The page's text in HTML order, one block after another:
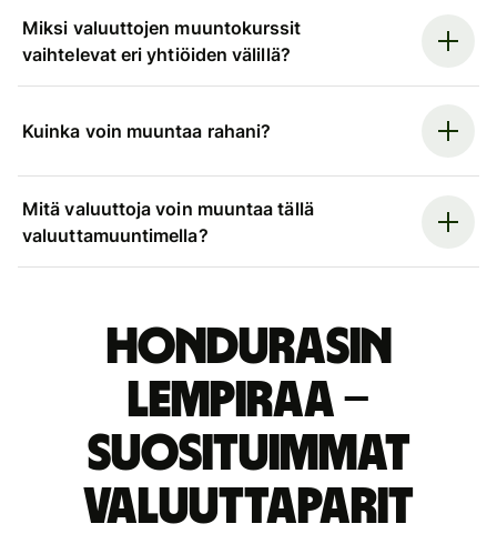
Miksi valuuttojen muuntokurssit
vaihtelevat eri yhtiöiden välillä?
Kuinka voin muuntaa rahani?
Mitä valuuttoja voin muuntaa tällä
valuuttamuuntimella?
Hondurasin
lempiraa –
suosituimmat
valuuttaparit